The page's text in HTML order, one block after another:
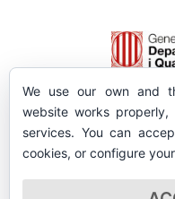
We use our own and
website works
services. You can
cookies, or configure